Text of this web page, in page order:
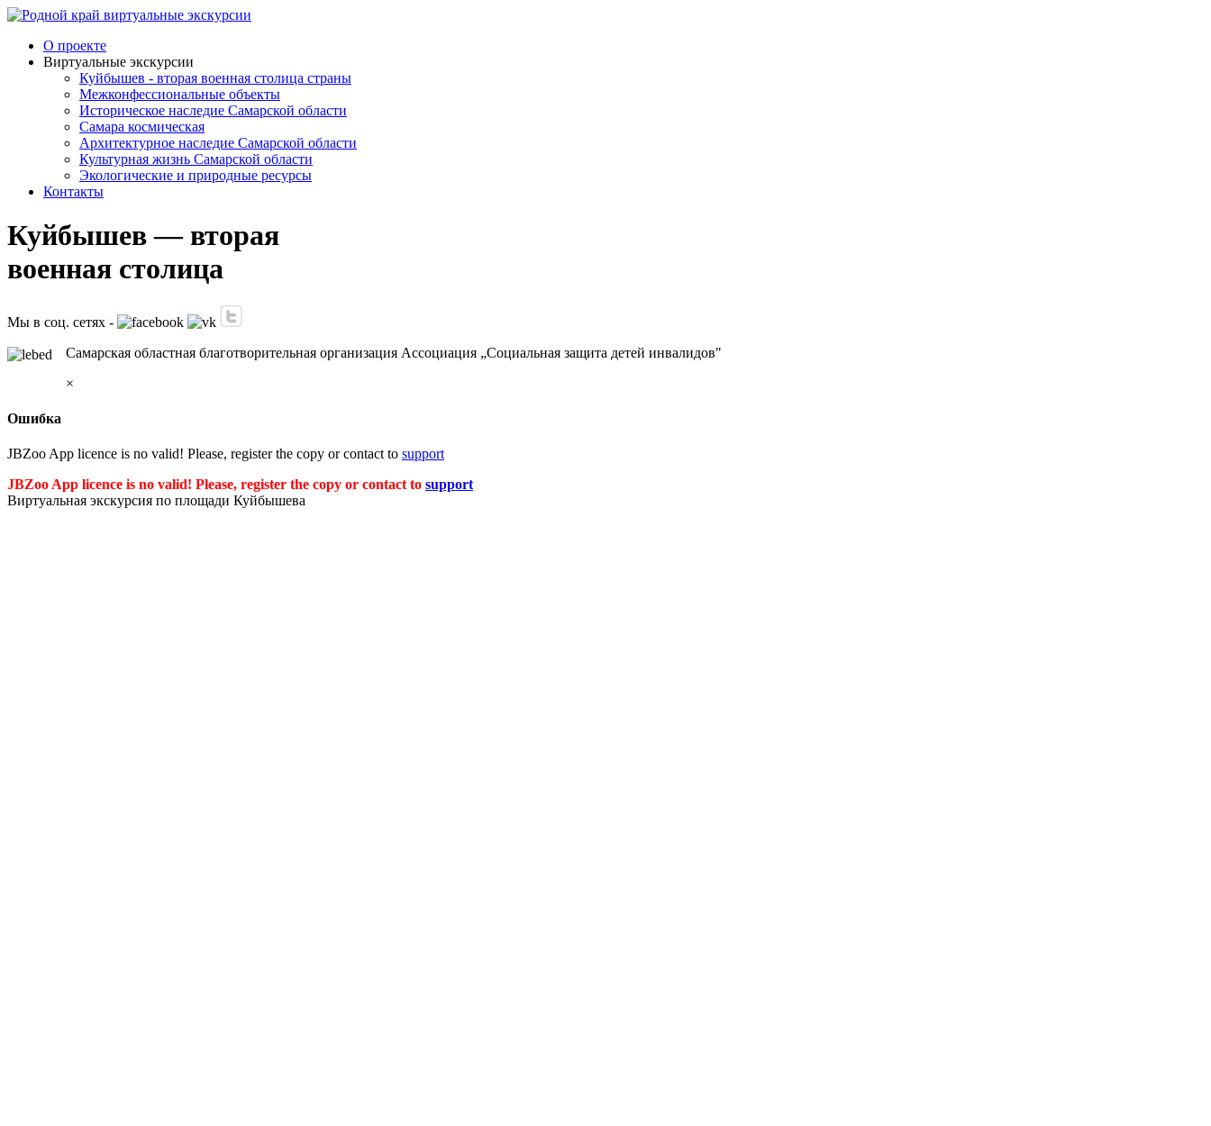
О проекте
Виртуальные экскурсии
Куйбышев - вторая военная столица страны
Межконфессиональные объекты
Историческое наследие Самарской области
Самара космическая
Архитектурное наследие Самарской области
Культурная жизнь Самарской области
Экологические и природные ресурсы
Контакты
Куйбышев — вторая
военная столица
Мы в соц. сетях -
Самарская областная благотворительная организация Ассоциация „Социальная защита детей инвалидов"
×
Ошибка
JBZoo App licence is no valid! Please, register the copy or contact to support
JBZoo App licence is no valid! Please, register the copy or contact to support
Виртуальная экскурсия по площади Куйбышева